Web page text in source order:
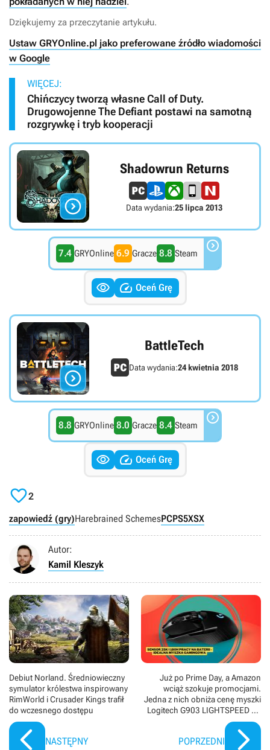
Dziękujemy za przeczytanie artykułu.
Ustaw GRYOnline.pl jako preferowane źródło wiadomości
w Google
WIĘCEJ:
Chińczycy tworzą własne Call of Duty.
Drugowojenne The Defiant postawi na samotną
rozgrywkę i tryb kooperacji

Shadowrun Returns
Data wydania:25 lipca 2013
7.4 GRYOnline 6.9 Gracze 8.8 Steam 
  Oceń Grę

BattleTech
Data wydania:24 kwietnia 2018
8.8 GRYOnline 8.0 Gracze 8.4 Steam 
  Oceń Grę
2
zapowiedź (gry)Harebrained SchemesPCPS5XSX
Autor:
Kamil Kleszyk
Debiut Norland. Średniowieczny
symulator królestwa inspirowany
RimWorld i Crusader Kings trafił
do wczesnego dostępu
NASTĘPNY
Już po Prime Day, a Amazon
wciąż szokuje promocjami.
Jedna z nich obniża cenę myszki
Logitech G903 LIGHTSPEED do
niespotykanego dotąd poziomu.
Za te pieniądze po prostu trzeba
ją mieć
POPRZEDNI